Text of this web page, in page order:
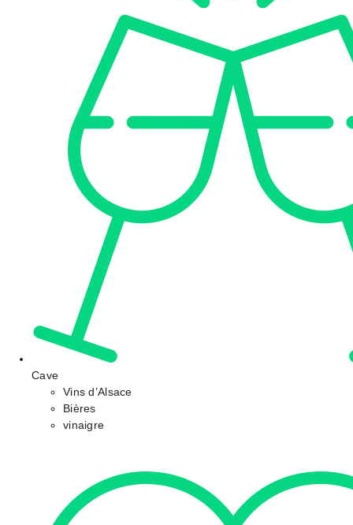
Cave
Vins d’Alsace
Bières
vinaigre